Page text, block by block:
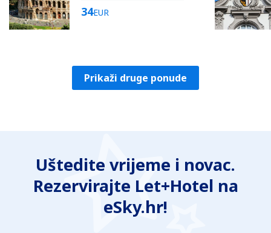
34EUR
Prikaži druge ponude
Uštedite vrijeme i novac.
Rezervirajte Let+Hotel na
eSky.hr!